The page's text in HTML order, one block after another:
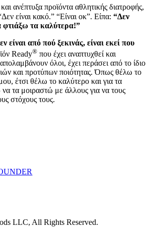
και ανέπτυξα προϊόντα αθλητικής διατροφής,
είναι κακό.” “Είναι οκ”. Είπα:“Δεν
φτιάξω τα καλύτερα!”
είναι από πού ξεκινάς, είναι εκεί που
Ready® που έχει αναπτυχθεί και
όλοι, έχει περάσει από το ίδιο
και προτύπων ποιότητας. Όπως θέλω το
έτσι θέλω το καλύτερο και για τα
τα μοιραστώ με άλλους για να τους
στόχους τους.
LLC, All Rights Reserved.